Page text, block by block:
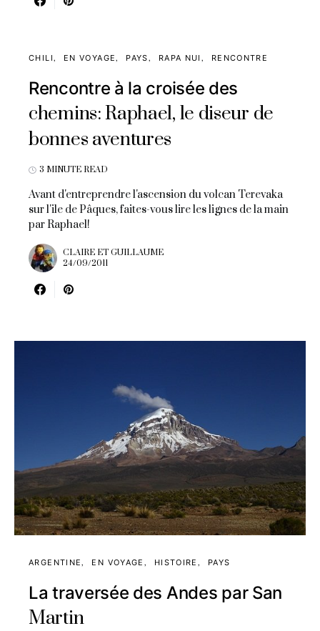
CHILI EN VOYAGE PAYS RAPA NUI RENCONTRE
Rencontre à la croisée des
chemins: Raphael, le diseur de
bonnes aventures
3 MINUTE READ
Avant d'entreprendre l'ascension du volcan Terevaka
sur l'ile de Pâques, faites-vous lire les lignes de la main
par Raphael!
CLAIRE ET GUILLAUME
24/09/2011
ARGENTINE EN VOYAGE HISTOIRE PAYS
La traversée des Andes par San
Martin